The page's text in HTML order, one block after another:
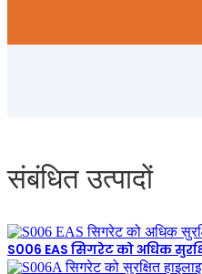
संबंधित उत्पादों
S006 EAS सिगरेट को अधिक